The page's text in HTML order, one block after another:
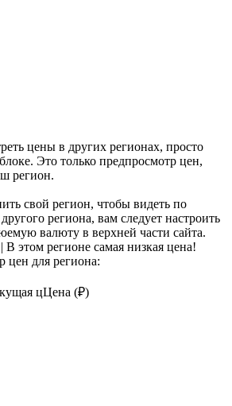
цены в других регионах, просто
Это только предпросмотр цен,
регион.
свой регион, чтобы видеть по
региона, вам следует настроить
валюту в верхней части сайта.
| В этом регионе самая низкая цена!
цен для региона:
цЦена (₽)